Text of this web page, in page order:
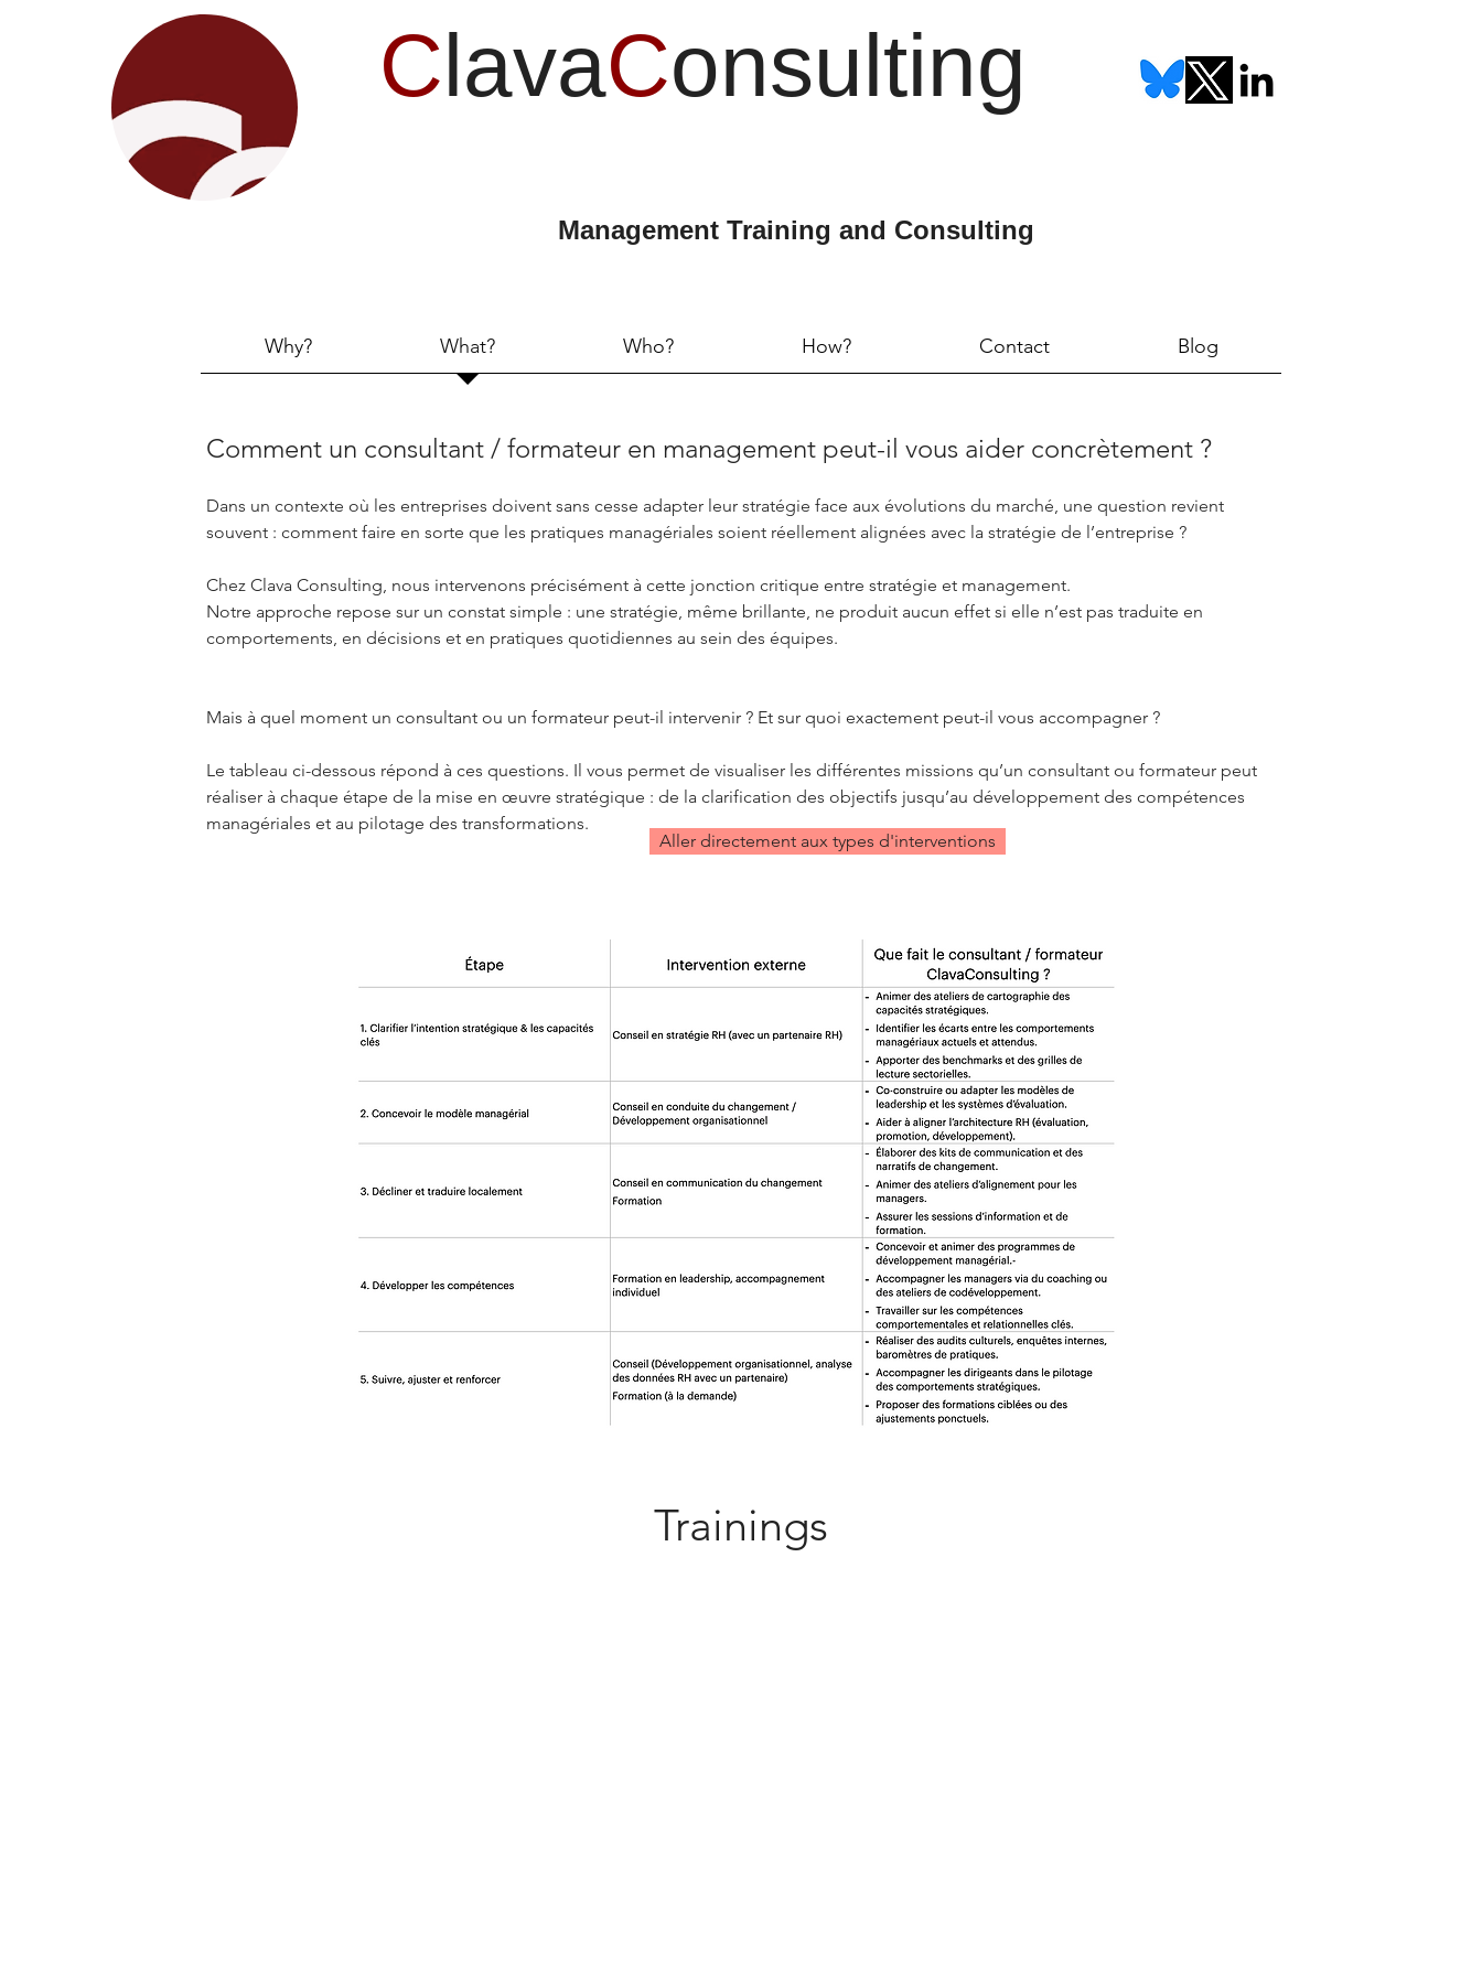
ClavaConsulting
Management Training and Consulting
Why? What? Who? How? Contact Blog
Comment un consultant / formateur en management peut-il vous aider concrètement ?
Dans un contexte où les entreprises doivent sans cesse adapter leur stratégie face aux évolutions du marché, une question revient
souvent : comment faire en sorte que les pratiques managériales soient réellement alignées avec la stratégie de l’entreprise ?
Chez Clava Consulting, nous intervenons précisément à cette jonction critique entre stratégie et management.
Notre approche repose sur un constat simple : une stratégie, même brillante, ne produit aucun effet si elle n’est pas traduite en
comportements, en décisions et en pratiques quotidiennes au sein des équipes.
Mais à quel moment un consultant ou un formateur peut-il intervenir ? Et sur quoi exactement peut-il vous accompagner ?
Le tableau ci-dessous répond à ces questions. Il vous permet de visualiser les différentes missions qu’un consultant ou formateur peut
réaliser à chaque étape de la mise en œuvre stratégique : de la clarification des objectifs jusqu’au développement des compétences
managériales et au pilotage des transformations.
Aller directement aux types d'interventions
Trainings